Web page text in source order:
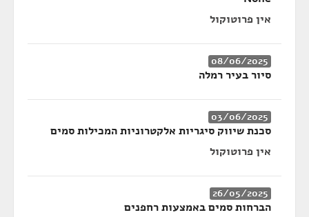
אין פרוטוקול
08/06/2025
סיור בעיר רמלה
03/06/2025
סכנת שיווק סיגריות אלקטרוניות המכילות סמים
אין פרוטוקול
26/05/2025
הברחות סמים באמצעות רחפנים